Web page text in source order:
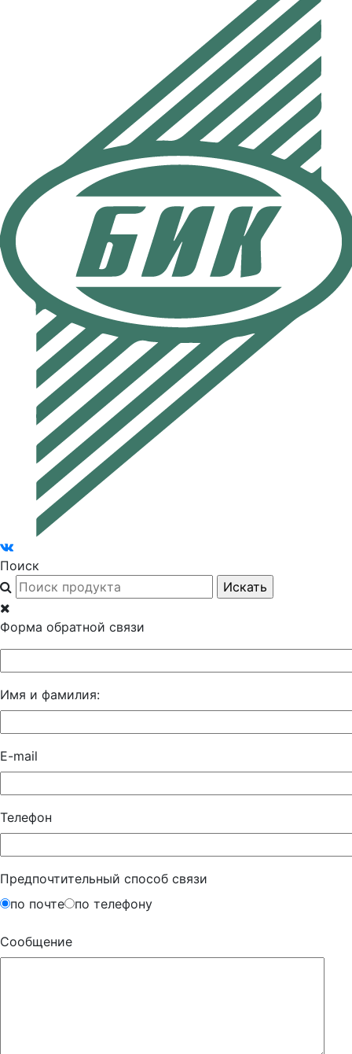
Поиск
Форма обратной связи
Имя и фамилия:
E-mail
Телефон
Предпочтительный способ связи
по почте
по телефону
Сообщение